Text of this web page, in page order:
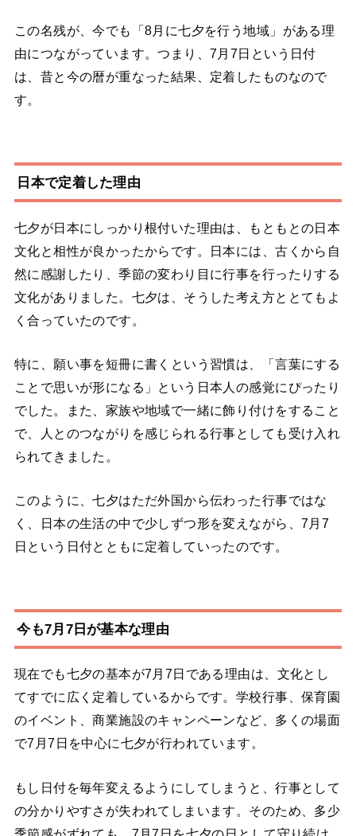
この名残が、今でも「8月に七夕を行う地域」がある理
由につながっています。つまり、7月7日という日付
は、昔と今の暦が重なった結果、定着したものなので
す。
日本で定着した理由
七夕が日本にしっかり根付いた理由は、もともとの日本
文化と相性が良かったからです。日本には、古くから自
然に感謝したり、季節の変わり目に行事を行ったりする
文化がありました。七夕は、そうした考え方ととてもよ
く合っていたのです。
特に、願い事を短冊に書くという習慣は、「言葉にする
ことで思いが形になる」という日本人の感覚にぴったり
でした。また、家族や地域で一緒に飾り付けをすること
で、人とのつながりを感じられる行事としても受け入れ
られてきました。
このように、七夕はただ外国から伝わった行事ではな
く、日本の生活の中で少しずつ形を変えながら、7月7
日という日付とともに定着していったのです。
今も7月7日が基本な理由
現在でも七夕の基本が7月7日である理由は、文化とし
てすでに広く定着しているからです。学校行事、保育園
のイベント、商業施設のキャンペーンなど、多くの場面
で7月7日を中心に七夕が行われています。
もし日付を毎年変えるようにしてしまうと、行事として
の分かりやすさが失われてしまいます。そのため、多少